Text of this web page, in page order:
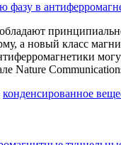
фазу в
а новый класс
Nature
конденсированное